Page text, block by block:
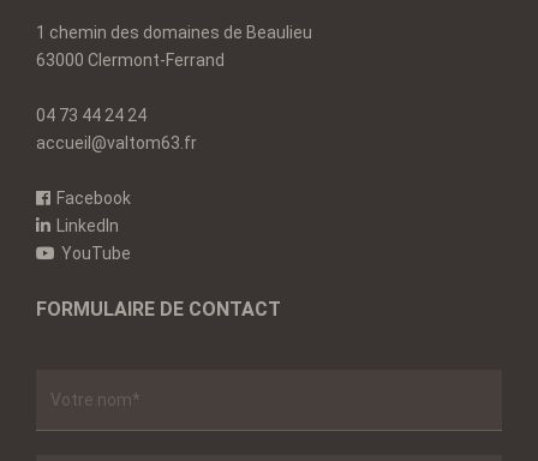
1 chemin des domaines de Beaulieu
63000 Clermont-Ferrand
04 73 44 24 24
accueil@valtom63.fr
Facebook
LinkedIn
YouTube
FORMULAIRE DE CONTACT